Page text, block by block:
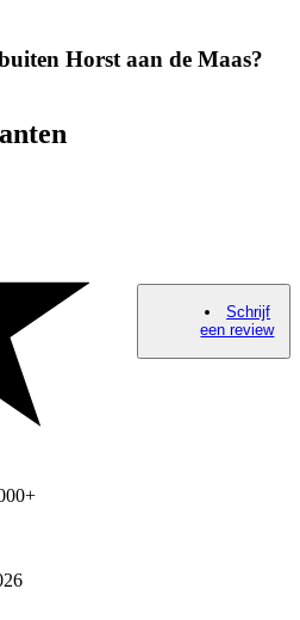
Horst aan de Maas?
Schrijf
een review